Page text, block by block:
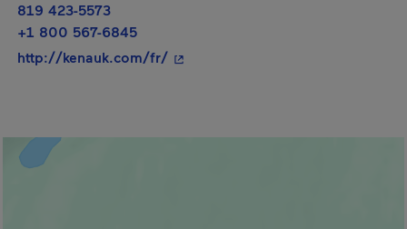
819 423-5573
+1 800 567-6845
http://kenauk.com/fr/- Cet hyperlien s'ouvrira dans une